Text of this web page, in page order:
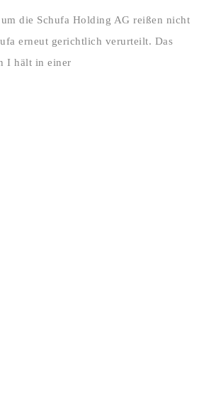
die Schufa Holding AG reißen nicht
erneut gerichtlich verurteilt. Das
I hält in einer